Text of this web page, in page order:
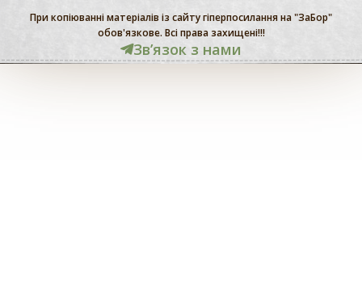
При копіюванні матеріалів із сайту гіперпосилання на "ЗаБор"
обов'язкове. Всі права захищені!!!
Звʼязок з нами